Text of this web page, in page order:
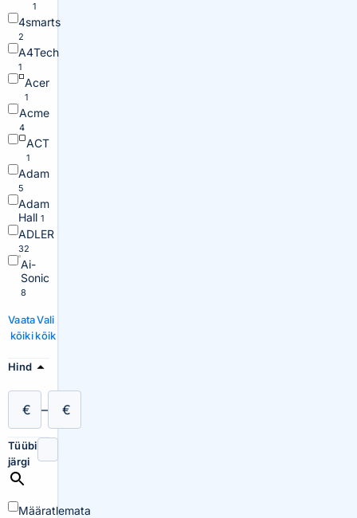
1
4smarts
2
A4Tech
1
Acer
1
Acme
4
ACT
1
Adam
5
Adam
Hall 1
ADLER
32
Ai-
Sonic
8
Vaata
kõiki
Vali
kõik
Hind
€ – €
Tüübi
järgi
Määratlemata